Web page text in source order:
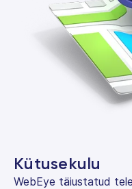
Kütusekulu
WebEye täiustatud